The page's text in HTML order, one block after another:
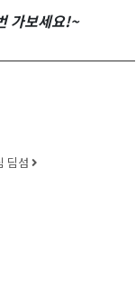
가보세요!~
딤섬